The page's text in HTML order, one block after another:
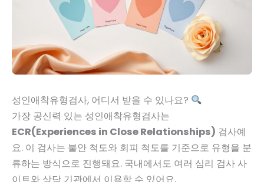
성인애착유형검사, 어디서 받을 수 있나요?
가장 공신력 있는 성인애착유형검사는
ECR(Experiences in Close Relationships) 검사예
요. 이 검사는 불안 척도와 회피 척도를 기준으로 유형을 분
류하는 방식으로 진행돼요. 국내에서도 여러 심리 검사 사